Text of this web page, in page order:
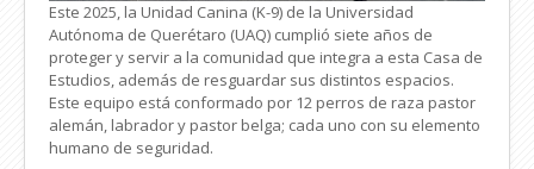
Este 2025, la Unidad Canina (K-9) de la Universidad
Autónoma de Querétaro (UAQ) cumplió siete años de
proteger y servir a la comunidad que integra a esta Casa de
Estudios, además de resguardar sus distintos espacios.
Este equipo está conformado por 12 perros de raza pastor
alemán, labrador y pastor belga; cada uno con su elemento
humano de seguridad.